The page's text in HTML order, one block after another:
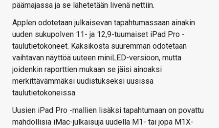
päämajassa ja se lähetetään livenä nettiin.
Applen odotetaan julkaisevan tapahtumassaan ainakin
uuden sukupolven 11- ja 12,9-tuumaiset iPad Pro -
taulutietokoneet. Kaksikosta suuremman odotetaan
vaihtavan näyttöä uuteen miniLED-versioon, mutta
joidenkin raporttien mukaan se jäisi ainoaksi
merkittävämmäksi uudistukseksi uusissa
taulutietokoneissa.
Uusien iPad Pro -mallien lisäksi tapahtumaan on povattu
mahdollisia iMac-julkaisuja uudella M1- tai jopa M1X-